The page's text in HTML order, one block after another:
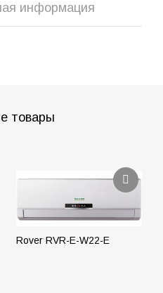
информация
товары
Rover RVR-E-W22-E